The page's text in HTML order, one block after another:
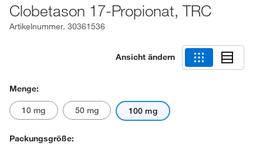
Clobetason 17-Propionat, TRC
Artikelnummer. 30361536
Ansicht ändern
Menge:
10 mg 50 mg 100 mg
Packungsgröße: